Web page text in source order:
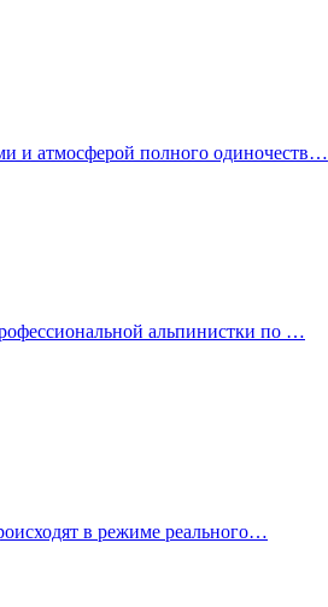
и атмосферой полного одиночеств…
альпинистки по …
в режиме реального…